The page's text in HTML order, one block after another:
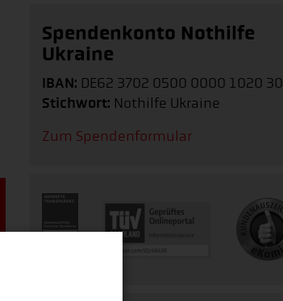
Spendenkonto Nothilfe
Ukraine
IBAN: DE62 3702 0500 0000 1020 30
Stichwort: Nothilfe Ukraine
Zum Spendenformular